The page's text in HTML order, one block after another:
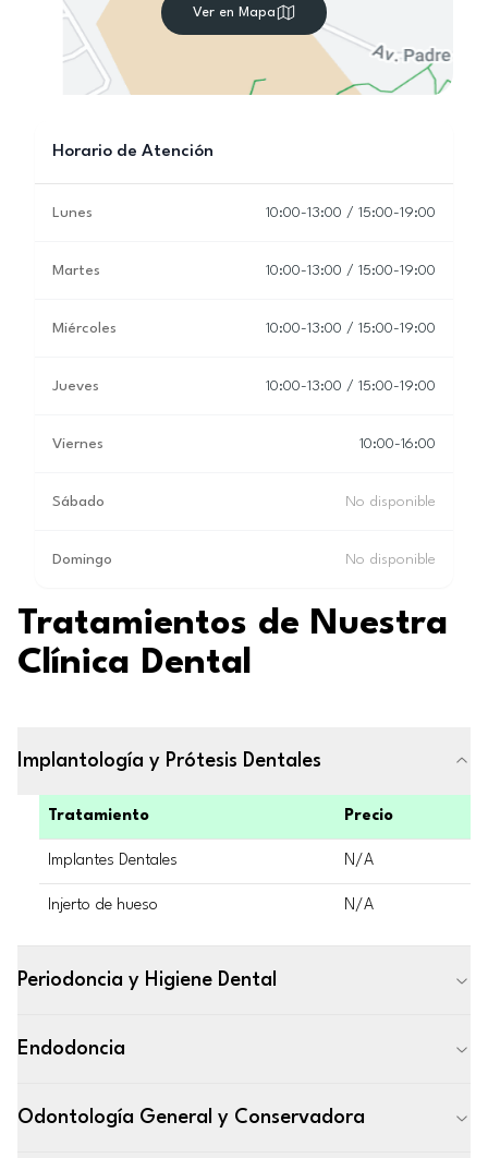
Ver en Mapa
Horario de Atención
Lunes 10:00-13:00 / 15:00-19:00
Martes 10:00-13:00 / 15:00-19:00
Miércoles 10:00-13:00 / 15:00-19:00
Jueves 10:00-13:00 / 15:00-19:00
Viernes 10:00-16:00
Sábado No disponible
Domingo No disponible
Tratamientos de Nuestra
Clínica Dental
Implantología y Prótesis Dentales
Tratamiento Precio
Implantes Dentales N/A
Injerto de hueso N/A
Periodoncia y Higiene Dental
Endodoncia
Odontología General y Conservadora